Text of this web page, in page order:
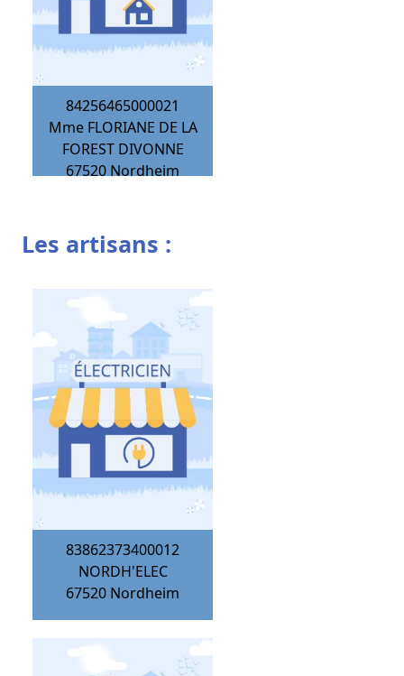
84256465000021
Mme FLORIANE DE LA
FOREST DIVONNE
67520 Nordheim
Les artisans :
83862373400012
NORDH'ELEC
67520 Nordheim